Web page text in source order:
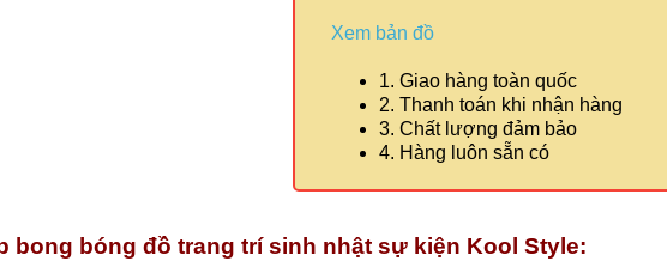
Xem bản đồ
1. Giao hàng toàn quốc
2. Thanh toán khi nhận hàng
3. Chất lượng đảm bảo
4. Hàng luôn sẵn có
bong bóng đồ trang trí sinh nhật sự kiện Kool Style: